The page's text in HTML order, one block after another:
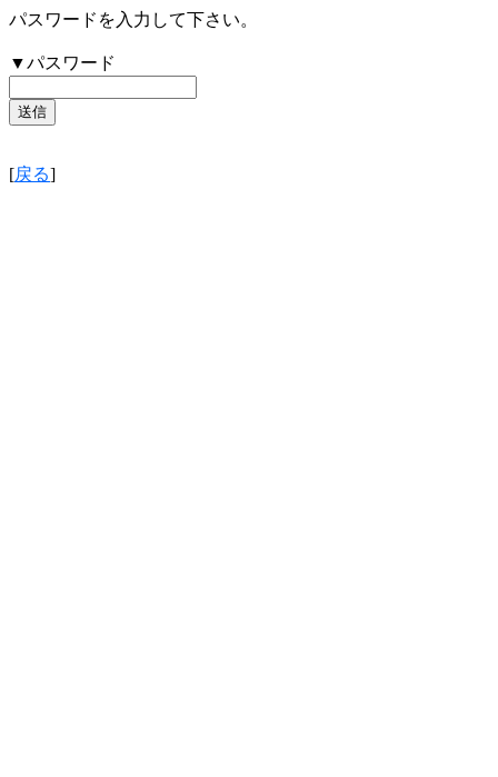
パスワードを入力して下さい。
▼パスワード
[戻る]